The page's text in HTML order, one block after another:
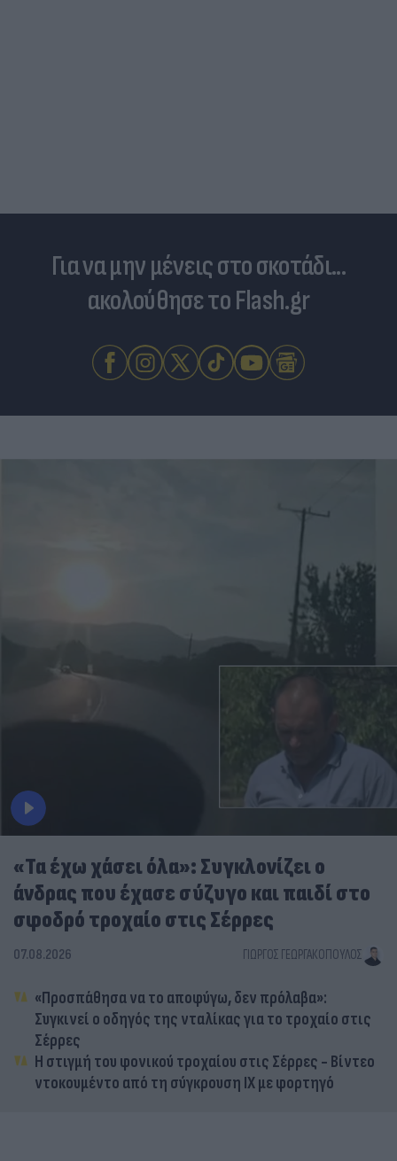
Για να μην μένεις στο σκοτάδι...
ακολούθησε το Flash.gr
«Τα έχω χάσει όλα»: Συγκλονίζει ο
άνδρας που έχασε σύζυγο και παιδί στο
σφοδρό τροχαίο στις Σέρρες
07.08.2026 ΓΙΏΡΓΟΣ ΓΕΩΡΓΑΚΌΠΟΥΛΟΣ
«Προσπάθησα να το αποφύγω, δεν πρόλαβα»:
Συγκινεί ο οδηγός της νταλίκας για το τροχαίο στις
Σέρρες
Η στιγμή του φονικού τροχαίου στις Σέρρες - Βίντεο
ντοκουμέντο από τη σύγκρουση ΙΧ με φορτηγό